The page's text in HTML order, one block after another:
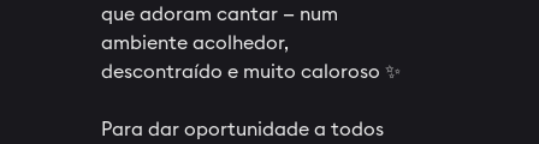
que adoram cantar — num
ambiente acolhedor,
descontraído e muito caloroso ✨
Para dar oportunidade a todos